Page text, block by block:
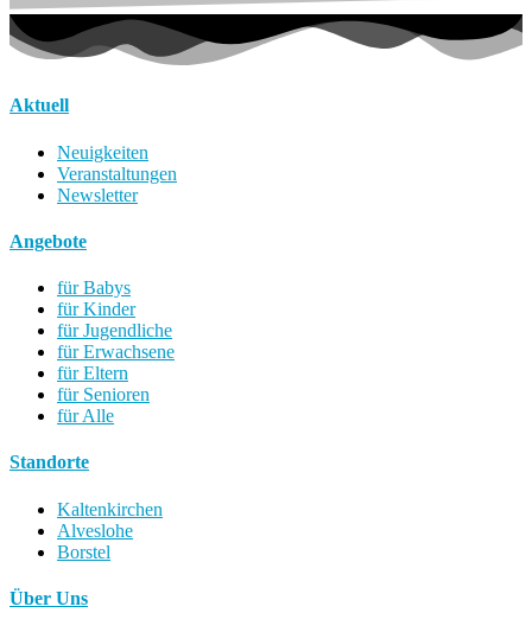
Aktuell
Neuigkeiten
Veranstaltungen
Newsletter
Angebote
für Babys
für Kinder
für Jugendliche
für Erwachsene
für Eltern
für Senioren
für Alle
Standorte
Kaltenkirchen
Alveslohe
Borstel
Über Uns